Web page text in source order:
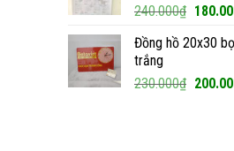
240.000₫ Giá
là:
Đồng hồ 20x30
trắng
230.000₫ Giá